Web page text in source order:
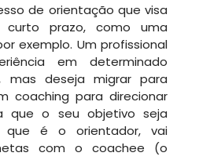
de orientação que visa
curto prazo, como uma
exemplo. Um profissional
em determinado
mas deseja migrar para
coaching para direcionar
que o seu objetivo seja
que é o orientador, vai
com o coachee (o